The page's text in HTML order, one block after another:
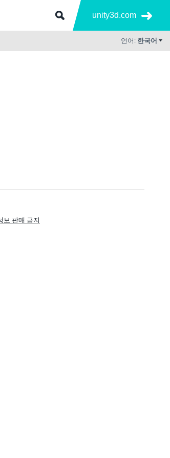
unity3d.com
언어: 한국어
보 판매 금지